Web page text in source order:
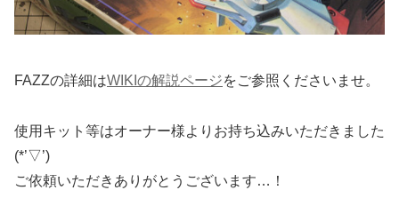
FAZZの詳細はWIKIの解説ページをご参照くださいませ。
使用キット等はオーナー様よりお持ち込みいただきました
(*’▽’)
ご依頼いただきありがとうございます…！